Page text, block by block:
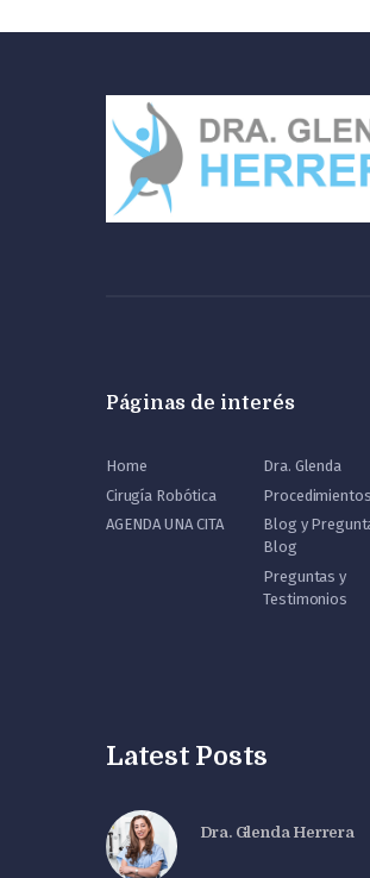
Páginas de interés
Home
Dra. Glenda
Cirugía Robótica
Procedimientos
AGENDA UNA CITA
Blog y
Blog
Preguntas y
Testimonios
Latest Posts
Dra. Glenda Herrera